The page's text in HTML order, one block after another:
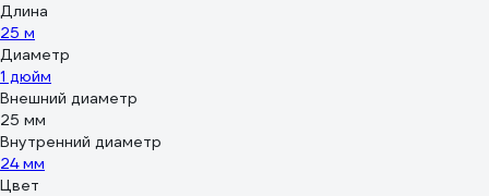
Длина
25 м
Диаметр
1 дюйм
Внешний диаметр
25 мм
Внутренний диаметр
24 мм
Цвет